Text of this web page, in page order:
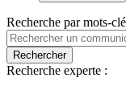
Recherche par mots-
Rechercher
Recherche experte :